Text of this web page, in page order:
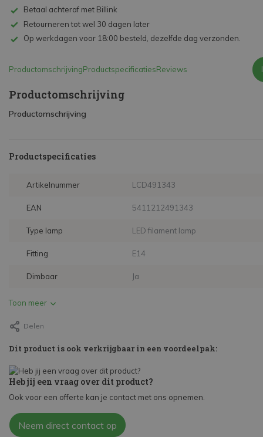
Betaal achteraf met Billink
Retourneren tot wel 30 dagen later
Op werkdagen voor 18:00 besteld, dezelfde dag verzonden.
ProductomschrijvingProductspecificatiesReviews
Productomschrijving
Productomschrijving
Productspecificaties
Artikelnummer LCD491343
EAN 5411212491343
Type lamp LED filament lamp
Fitting E14
Dimbaar Ja
Toon meer
Delen
Dit product is ook verkrijgbaar in een voordeelpak:
Heb jij een vraag over dit product?
Ook voor een offerte kan je contact met ons opnemen.
Neem direct contact op